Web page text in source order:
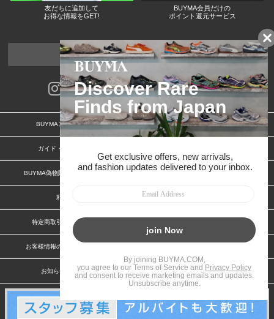
友だちに追加して
お得な情報をGET!
BUYMA会員だけの
ポイント還元サービス
ページトップへ
BUYMAスタートガイド 安心への取り組み
ガイド・お問い合わせ
BUYMA偽物販売防止の取り組み BUYMA CARD
利用規約
特定商取引法に関する表記 特定商取引法に関する表記(出品者)
お客様情報の外部送信について
お知らせ(PCサイト) 会社案内